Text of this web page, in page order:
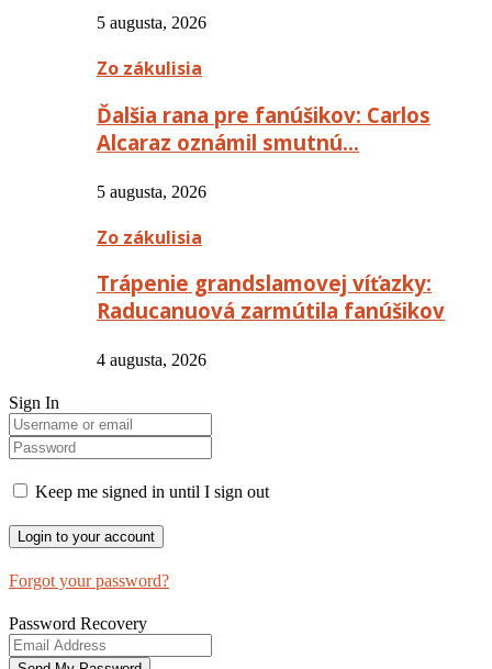
5 augusta, 2026
Zo zákulisia
Ďalšia rana pre fanúšikov: Carlos
Alcaraz oznámil smutnú…
5 augusta, 2026
Zo zákulisia
Trápenie grandslamovej víťazky:
Raducanuová zarmútila fanúšikov
4 augusta, 2026
Sign In
Keep me signed in until I sign out
Forgot your password?
Password Recovery